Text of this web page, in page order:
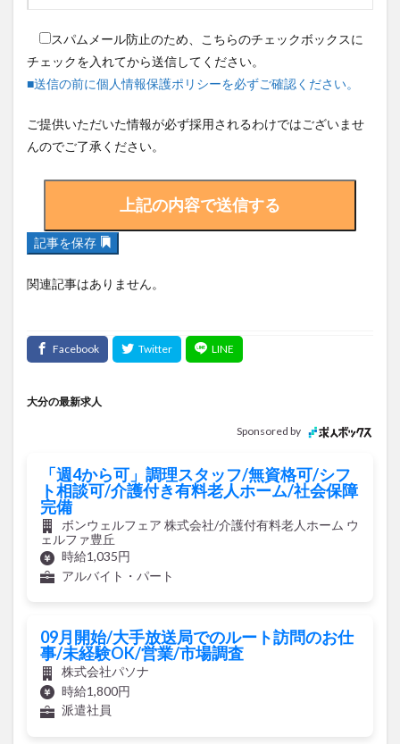
スパムメール防止のため、こちらのチェックボックスに
チェックを入れてから送信してください。
■送信の前に個人情報保護ポリシーを必ずご確認ください。
ご提供いただいた情報が必ず採用されるわけではございませ
んのでご了承ください。
記事を保存
関連記事はありません。
大分の最新求人
Sponsored by
「週4から可」調理スタッフ/無資格可/シフ
ト相談可/介護付き有料老人ホーム/社会保障
完備
ボンウェルフェア 株式会社/介護付有料老人ホーム ウ
ェルファ豊丘
時給1,035円
アルバイト・パート
09月開始/大手放送局でのルート訪問のお仕
事/未経験OK/営業/市場調査
株式会社パソナ
時給1,800円
派遣社員